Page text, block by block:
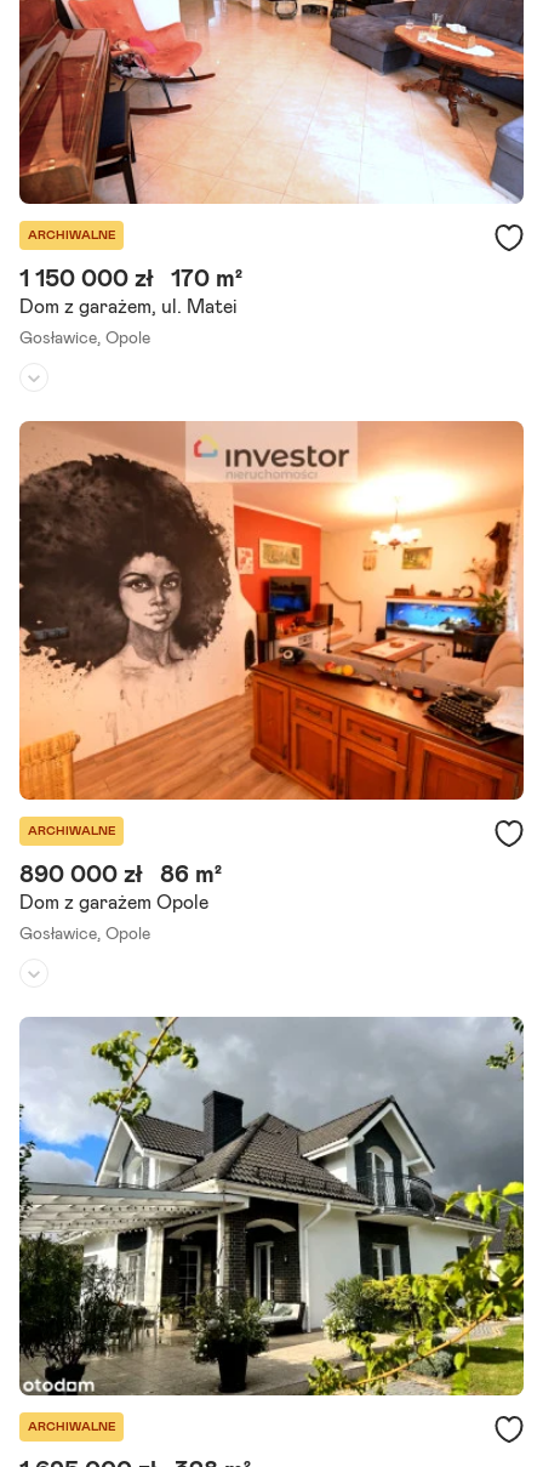
Szczegóły ogłoszenia
ARCHIWALNE
Dom z garażem, ul. Matei
Gosławice, Opole
1 150 000 zł 170 m²
Powierzchnia działki: 276 m²
Zapraszamy do zapoznania się z ofertą sprzedaży wyjątkowego do
mu, położonego w zacisznym miejscu przy ul. Oswalda Matei w Opo
lu. Dom w zabudowie szeregowej posiada ładnie.
Szczegóły ogłoszenia
ARCHIWALNE
Dom z garażem Opole
Gosławice, Opole
890 000 zł 86 m²
Liczba pokoi:4
Powierzchnia działki:
Szanowni Państwo! Zapraszam do zapoznania się z wyjątkową ofer
tą sprzedaży komfortowego, funkcjonalnego, domu w Opolu. Budy
nek ma ponad 85 m2 powierzchni mieszkalnej plus taras, niewielki.
Szczegóły ogłoszenia
ARCHIWALNE